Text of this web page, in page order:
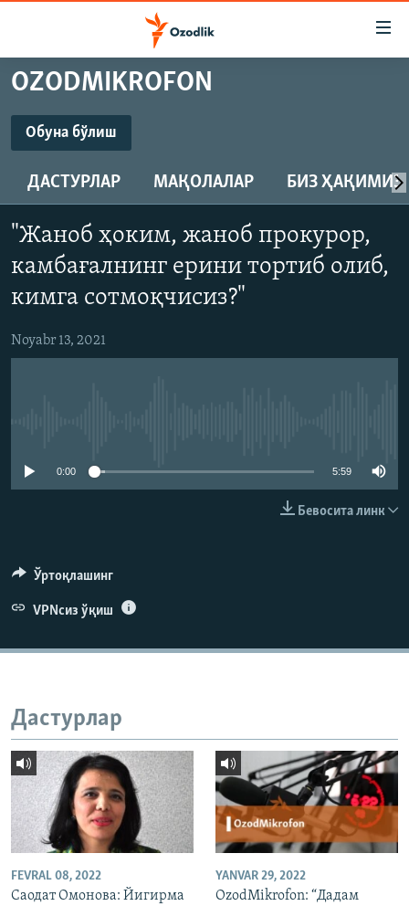
ўтинг
навигацияга
ўтинг
Қидиришга
ўтинг
OZODVIDEO
ИЖТИМОИЙ ТАРМОҚЛАР
OZODMIKROFON
Обуна бўлиш
Обуна бўлиш
ДАСТУРЛАР МАҚОЛАЛАР БИЗ
"Жаноб ҳоким, жаноб прокурор,
камбағалнинг ерини тортиб олиб,
кимга сотмоқчисиз?"
Noyabr 13, 2021
0:00 5:59
Бевосита линк
Ўртоқлашинг
VPNсиз ўқиш
Дастурлар
FEVRAL 08, 2022
Саодат Омонова: Йигирма
YANVAR 29, 2022
OzodMikrofon: “Дадам